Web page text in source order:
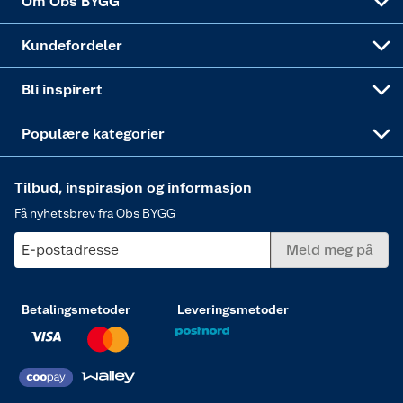
Kundefordeler
Bli inspirert
Populære kategorier
Tilbud, inspirasjon og informasjon
Få nyhetsbrev fra Obs BYGG
E-postadresse Meld meg på
Betalingsmetoder Leveringsmetoder